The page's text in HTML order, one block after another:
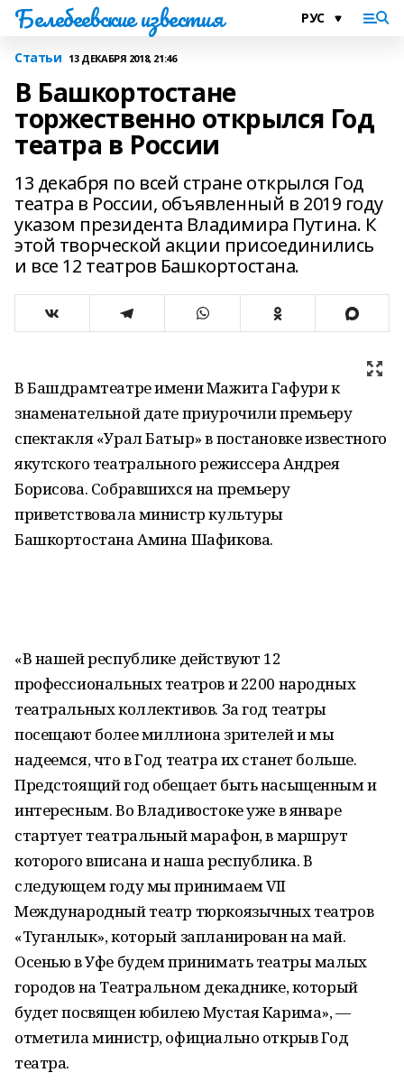
Белебеевские известия
Статьи 13 ДЕКАБРЯ 2018, 21:46
В Башкортостане
торжественно открылся Год
театра в России
13 декабря по всей стране открылся Год
театра в России, объявленный в 2019 году
указом президента Владимира Путина. К
этой творческой акции присоединились
и все 12 театров Башкортостана.
В Башдрамтеатре имени Мажита Гафури к
знаменательной дате приурочили премьеру
спектакля «Урал Батыр» в постановке известного
якутского театрального режиссера Андрея
Борисова. Собравшихся на премьеру
приветствовала министр культуры
Башкортостана Амина Шафикова.
«В нашей республике действуют 12
профессиональных театров и 2200 народных
театральных коллективов. За год театры
посещают более миллиона зрителей и мы
надеемся, что в Год театра их станет больше.
Предстоящий год обещает быть насыщенным и
интересным. Во Владивостоке уже в январе
стартует театральный марафон, в маршрут
которого вписана и наша республика. В
следующем году мы принимаем VII
Международный театр тюркоязычных театров
«Туганлык», который запланирован на май.
Осенью в Уфе будем принимать театры малых
городов на Театральном декаднике, который
будет посвящен юбилею Мустая Карима», —
отметила министр, официально открыв Год
театра.